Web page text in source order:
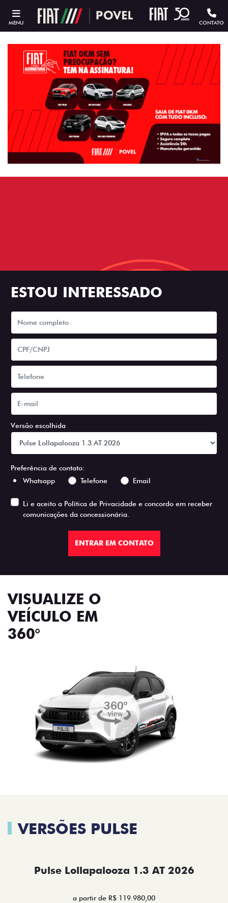
MENU CONTATO
ESTOU INTERESSADO
Versão escolhida
Preferência de contato:
Whatsapp
Telefone Email
Li e aceito a Política de Privacidade e concordo em receber
comunicações da concessionária.
ENTRAR EM CONTATO
VISUALIZE O
VEÍCULO EM
360°
VERSÕES PULSE
Pulse Lollapalooza 1.3 AT 2026
a partir de R$ 119.980,00